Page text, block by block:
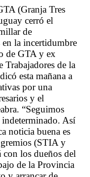
(Granja Tres
cerró el
de
en la incertidumbre
de GTA y ex
Trabajadores de la
esta mañana a
por una
y el
“Seguimos
Así
noticia buena es
(STIA y
con los dueños del
de la Provincia